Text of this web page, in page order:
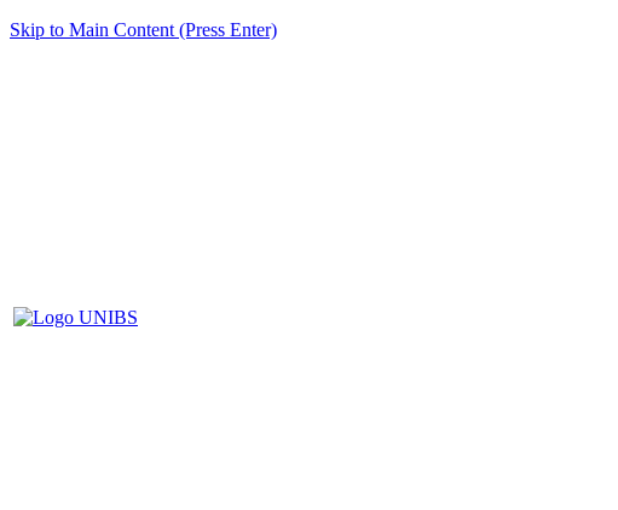
Skip to Main Content (Press Enter)